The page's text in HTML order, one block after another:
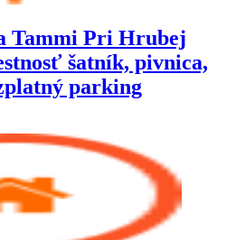
Tammi Pri Hrubej
šatník, pivnica,
parking